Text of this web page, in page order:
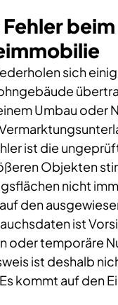
sich
Umbau oder
ist die
Objekten
nicht
den
ist
oder temporäre
ist deshalb
kommt auf den